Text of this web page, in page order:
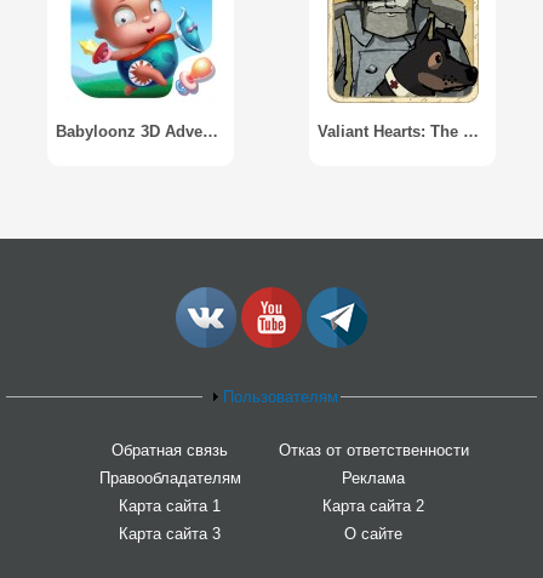
Babyloonz 3D Adventure Valiant Hearts: The Great War
Пользователям
Обратная связь
Отказ от ответственности
Правообладателям
Реклама
Карта сайта 1
Карта сайта 2
Карта сайта 3
О сайте